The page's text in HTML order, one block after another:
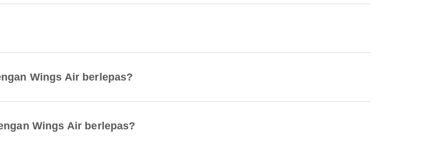
Wings Air berlepas?
Wings Air berlepas?